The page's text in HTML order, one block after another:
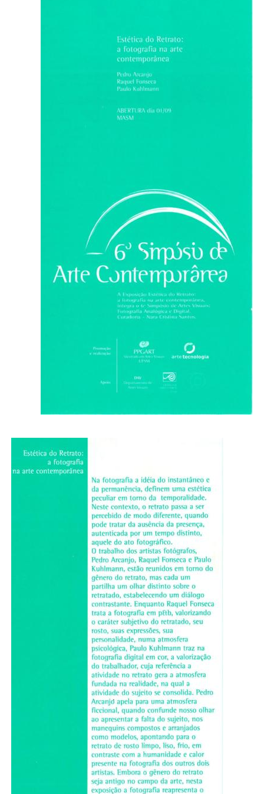
Ministério do Desenvolvimento Regional
Controladoria-Geral da União
Ministério da Mulher, da Família e dos Direitos Humanos
Gabinete de Segurança Institucional
Banco Central do Brasil
Planalto